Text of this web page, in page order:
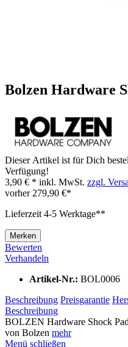
Bolzen Hardware
Dieser Artikel ist für Dich
Verfügung!
3,90 € * inkl. MwSt. zzgl.
vorher 279,90 €*
Lieferzeit 4-5 Werktage**
Merken
Bewerten
Verhandeln
Artikel-Nr.: BOL0006
Beschreibung Preisgarantie
Beschreibung
BOLZEN Hardware Shock
von Bolzen mehr
Menü schließen